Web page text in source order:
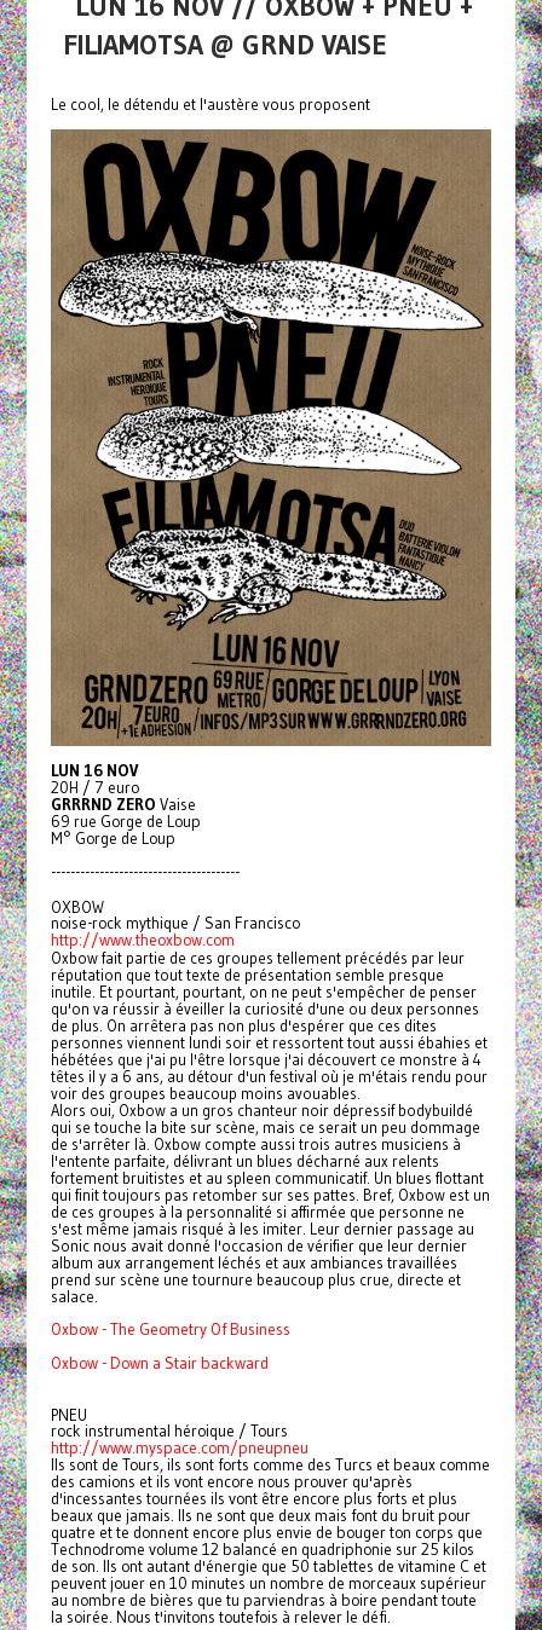
FILIAMOTSA @ GRND VAISE
Le cool, le détendu et l'austère vous proposent
LUN 16 NOV
20H / 7 euro
GRRRND ZERO Vaise
69 rue Gorge de Loup
M° Gorge de Loup
---------------------------------------
OXBOW
noise-rock mythique / San Francisco
http://www.theoxbow.com
Oxbow fait partie de ces groupes tellement précédés par leur
réputation que tout texte de présentation semble presque
inutile. Et pourtant, pourtant, on ne peut s'empêcher de penser
qu'on va réussir à éveiller la curiosité d'une ou deux personnes
de plus. On arrêtera pas non plus d'espérer que ces dites
personnes viennent lundi soir et ressortent tout aussi ébahies et
hébétées que j'ai pu l'être lorsque j'ai découvert ce monstre à 4
têtes il y a 6 ans, au détour d'un festival où je m'étais rendu pour
voir des groupes beaucoup moins avouables.
Alors oui, Oxbow a un gros chanteur noir dépressif bodybuildé
qui se touche la bite sur scène, mais ce serait un peu dommage
de s'arrêter là. Oxbow compte aussi trois autres musiciens à
l'entente parfaite, délivrant un blues décharné aux relents
fortement bruitistes et au spleen communicatif. Un blues flottant
qui finit toujours pas retomber sur ses pattes. Bref, Oxbow est un
de ces groupes à la personnalité si affirmée que personne ne
s'est même jamais risqué à les imiter. Leur dernier passage au
Sonic nous avait donné l'occasion de vérifier que leur dernier
album aux arrangement léchés et aux ambiances travaillées
prend sur scène une tournure beaucoup plus crue, directe et
salace.
Oxbow - The Geometry Of Business
Oxbow - Down a Stair backward
PNEU
rock instrumental héroique / Tours
http://www.myspace.com/pneupneu
Ils sont de Tours, ils sont forts comme des Turcs et beaux comme
des camions et ils vont encore nous prouver qu'après
d'incessantes tournées ils vont être encore plus forts et plus
beaux que jamais. Ils ne sont que deux mais font du bruit pour
quatre et te donnent encore plus envie de bouger ton corps que
Technodrome volume 12 balancé en quadriphonie sur 25 kilos
de son. Ils ont autant d'énergie que 50 tablettes de vitamine C et
peuvent jouer en 10 minutes un nombre de morceaux supérieur
au nombre de bières que tu parviendras à boire pendant toute
la soirée. Nous t'invitons toutefois à relever le défi.